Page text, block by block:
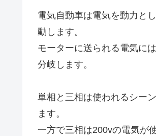
電気自動車は電気を動力と
動します。
モーターに送られる電気に
分岐します。
単相と三相は使われるシー
ます。
一方で三相は200vの電気が